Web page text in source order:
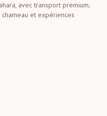
avec transport premium,
et expériences